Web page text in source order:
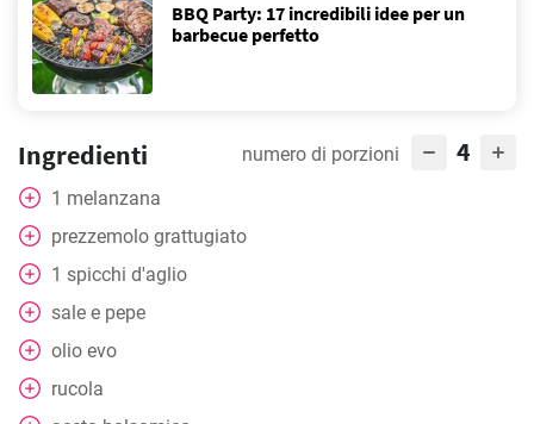
BBQ Party: 17 incredibili idee per un
barbecue perfetto
Ingredienti numero di porzioni 4
1 melanzana
prezzemolo grattugiato
1 spicchi d'aglio
sale e pepe
olio evo
rucola